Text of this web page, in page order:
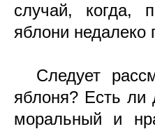
случай, когда,
яблони недалеко
Следует
яблоня? Есть ли
моральный и